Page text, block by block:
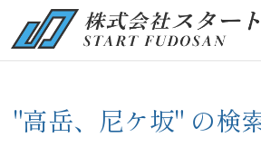
"高岳、尼ケ坂" の検